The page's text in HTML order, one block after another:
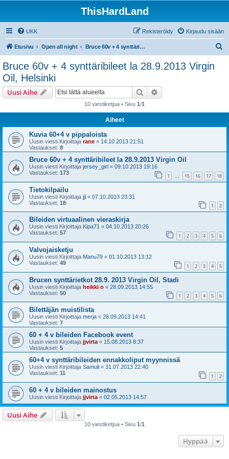
ThisHardLand
UKK Kirjaudu sisään
Rekisteröidy
Etusivu Open all night Bruce 60v + 4 synttäribileet la 28.9.2013 Virgin Oil, Helsinki
Bruce 60v + 4 synttäribileet la 28.9.2013 Virgin
Oil, Helsinki
Uusi Aihe Etsi
10 viestiketjua • Sivu 1/1
Aiheet
Kuvia 60+4 v pippaloista
Uusin viesti Kirjoittaja rane « 14.10.2013 21:51
Vastaukset: 8
Bruce 60v + 4 synttäribileet la 28.9.2013 Virgin Oil
Uusin viesti Kirjoittaja jersey_girl « 09.10.2013 19:16
Vastaukset: 173 1 … 15 16 17 18
Tietokilpailu
Uusin viesti Kirjoittaja jjl « 07.10.2013 23:31
Vastaukset: 18 1 2
Bileiden virtuaalinen vieraskirja
Uusin viesti Kirjoittaja Kipa71 « 04.10.2013 20:26
Vastaukset: 57 1 2 3 4 5 6
Valvojaisketju
Uusin viesti Kirjoittaja Manu79 « 01.10.2013 13:12
Vastaukset: 49 1 2 3 4 5
Brucen synttärietkot 28.9. 2013 Virgin Oil, Stadi
Uusin viesti Kirjoittaja heikki o « 28.09.2013 14:55
Vastaukset: 50 1 2 3 4 5 6
Bilettäjän muistilista
Uusin viesti Kirjoittaja merja « 28.09.2013 14:41
Vastaukset: 7
60 + 4 v bileiden Facebook event
Uusin viesti Kirjoittaja jjvirta « 15.08.2013 8:37
Vastaukset: 5
60+4 v synttäribileiden ennakkoliput myynnissä
Uusin viesti Kirjoittaja Samuli « 31.07.2013 22:40
Vastaukset: 11 1 2
60 + 4 v bileiden mainostus
Uusin viesti Kirjoittaja jjvirta « 02.05.2013 14:57
Uusi Aihe
10 viestiketjua • Sivu 1/1
Hyppää